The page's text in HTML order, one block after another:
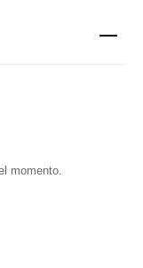
momento.